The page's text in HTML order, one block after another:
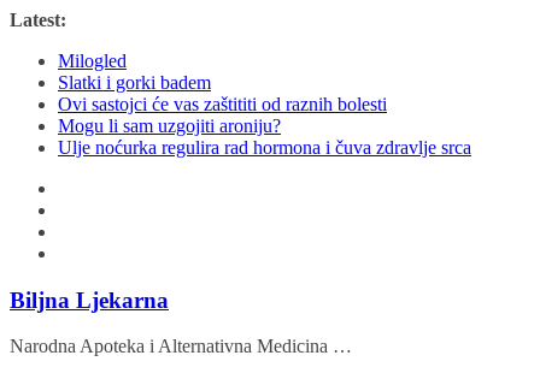
Skip
content
Latest:
Milogled
Slatki i gorki badem
Ovi sastojci će vas zaštititi od raznih bolesti
Mogu li sam uzgojiti aroniju?
Ulje noćurka regulira rad hormona i čuva zdravlje srca
Biljna Ljekarna
Narodna Apoteka i Alternativna Medicina …